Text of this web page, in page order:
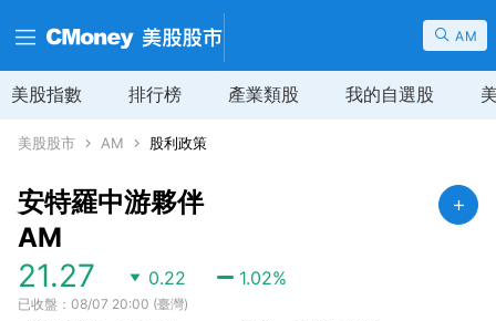
AM
美股指數 排行榜 產業類股 我的自選股
美股股市 AM 股利政策
安特羅中游夥伴
AM
21.27 0.22 1.02%
已收盤：08/07 20:00 (臺灣)